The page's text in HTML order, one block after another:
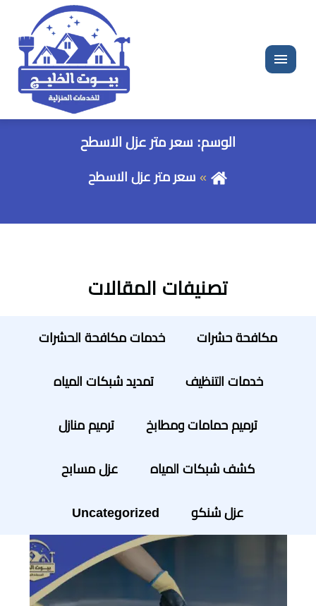
القائمة
الوسم: سعر متر عزل الاسطح
سعر متر عزل الاسطح
تصنيفات المقالات
مكافحة حشرات خدمات مكافحة الحشرات
خدمات التنظيف تمديد شبكات المياه
ترميم حمامات ومطابخ ترميم منازل
كشف شبكات المياه عزل مسابح
عزل شنكو Uncategorized